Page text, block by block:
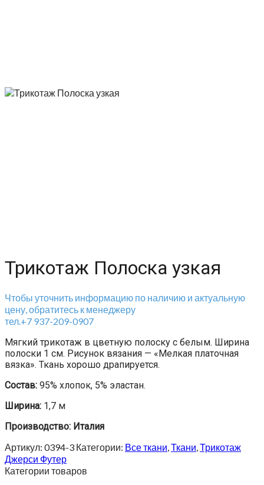
Трикотаж Полоска узкая
Чтобы уточнить информацию по наличию и актуальную
цену, обратитесь к менеджеру
тел.+7 937-209-0907
Мягкий трикотаж в цветную полоску с белым. Ширина
полоски 1 см. Рисунок вязания — «Мелкая платочная
вязка». Ткань хорошо драпируется.
Состав: 95% хлопок, 5% эластан.
Ширина: 1,7 м
Производство: Италия
Артикул: 0394-3 Категории: Все ткани,Ткани,Трикотаж
Джерси Футер
Категории товаров